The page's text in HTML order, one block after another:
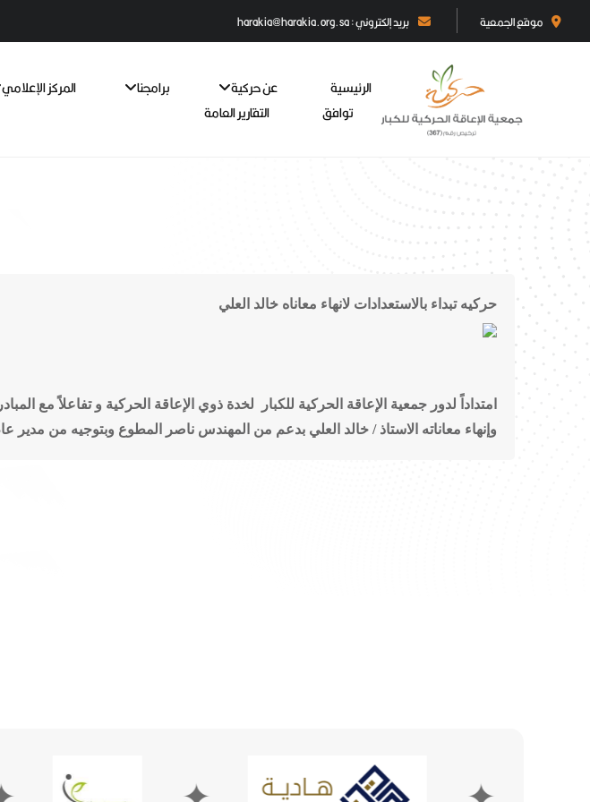
موقع الجمعية بريد إلكتروني : harakia@harakia.org.sa
الرئيسية عن حركية برامجنا المركز الإعلامي
توافق
التقارير العامة
حركيه تبداء بالاستعدادات لانهاء معاناه خالد العلي
امتداداً لدور جمعية الإعاقة الحركية للكبار لخدة ذوي الإعاقة الحركية و تفاعلاً
وإنهاء معاناته الاستاذ / خالد العلي بدعم من المهندس ناصر المطوع وبتوجيه من مدير